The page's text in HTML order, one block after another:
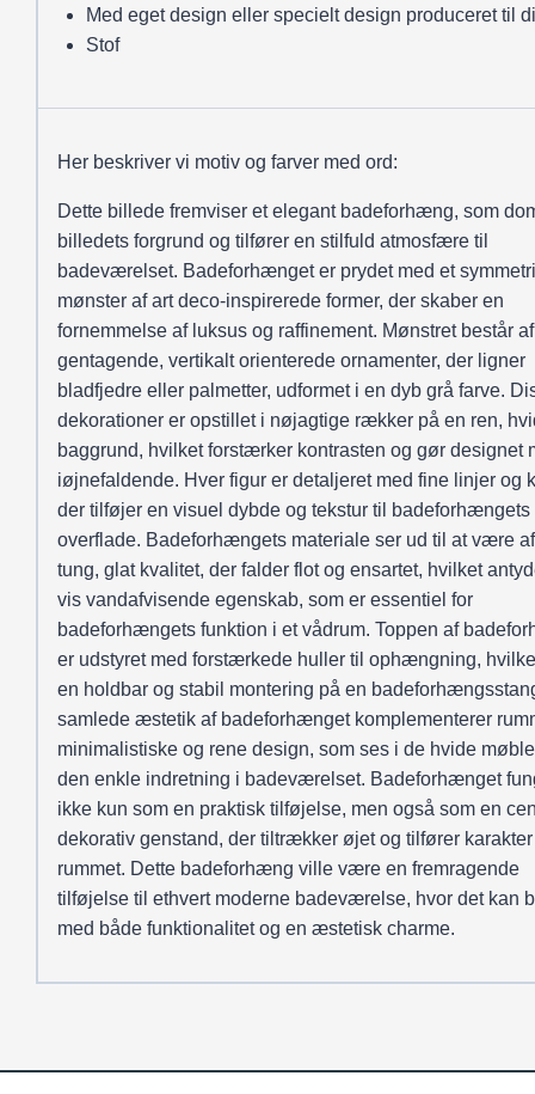
Med eget design eller specielt design produceret til
Stof
Her beskriver vi motiv og farver med ord:
Dette billede fremviser et elegant badeforhæng, som
billedets forgrund og tilfører en stilfuld atmosfære til
badeværelset. Badeforhænget er prydet med et
mønster af art deco-inspirerede former, der skaber en
fornemmelse af luksus og raffinement. Mønstret består af
gentagende, vertikalt orienterede ornamenter, der ligner
bladfjedre eller palmetter, udformet i en dyb grå farve.
dekorationer er opstillet i nøjagtige rækker på en ren,
baggrund, hvilket forstærker kontrasten og gør designet
iøjnefaldende. Hver figur er detaljeret med fine linjer og
der tilføjer en visuel dybde og tekstur til badeforhængets
overflade. Badeforhængets materiale ser ud til at være
tung, glat kvalitet, der falder flot og ensartet, hvilket
vis vandafvisende egenskab, som er essentiel for
badeforhængets funktion i et vådrum. Toppen af
er udstyret med forstærkede huller til ophængning,
en holdbar og stabil montering på en
samlede æstetik af badeforhænget komplementerer
minimalistiske og rene design, som ses i de hvide
den enkle indretning i badeværelset. Badeforhænget
ikke kun som en praktisk tilføjelse, men også som en
dekorativ genstand, der tiltrækker øjet og tilfører
rummet. Dette badeforhæng ville være en fremragende
tilføjelse til ethvert moderne badeværelse, hvor det kan
med både funktionalitet og en æstetisk charme.